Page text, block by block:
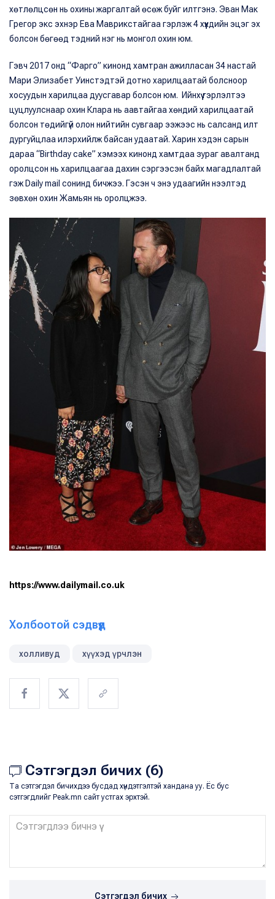
хөтлөлцсөн нь охины жаргалтай өсөж буйг илтгэнэ. Эван Мак
Грегор экс эхнэр Ева Маврикстайгаа гэрлэж 4 хүүхдийн эцэг эх
болсон бөгөөд тэдний нэг нь монгол охин юм.
Гэвч 2017 онд “Фарго” кинонд хамтран ажилласан 34 настай
Мари Элизабет Уинстэдтэй дотно харилцаатай болсноор
хосуудын харилцаа дуусгавар болсон юм. Ийнхүү гэрлэлтээ
цуцлуулснаар охин Клара нь аавтайгаа хөндий харилцаатай
болсон төдийгүй олон нийтийн сувгаар ээжээс нь салсанд илт
дургуйцлаа илэрхийлж байсан удаатай. Харин хэдэн сарын
дараа “Birthday cake” хэмээх кинонд хамтдаа зураг авалтанд
оролцсон нь харилцаагаа дахин сэргээсэн байх магадлалтай
гэж Daily mail cонинд бичжээ. Гэсэн ч энэ удаагийн нээлтэд
зөвхөн охин Жамьян нь оролцжээ.
https://www.dailymail.co.uk
Холбоотой сэдвүүд
холливуд хүүхэд үрчлэн
Сэтгэгдэл бичих (6)
Та сэтгэгдэл бичихдээ бусдад хүндэтгэлтэй хандана уу. Ёс бус
сэтгэгдлийг Peak.mn сайт устгах эрхтэй.
Сэтгэгдэл бичих